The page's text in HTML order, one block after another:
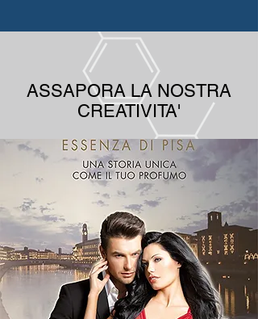
ASSAPORA LA NOSTRA
CREATIVITA'